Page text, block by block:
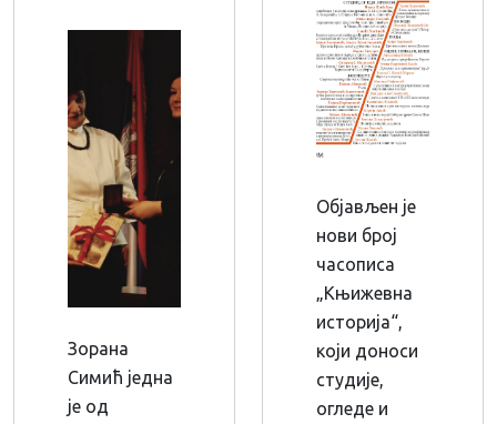
Објављен је
нови број
часописа
„Књижевна
историја“,
који доноси
студије,
огледе и
Зорана
Симић једна
је од